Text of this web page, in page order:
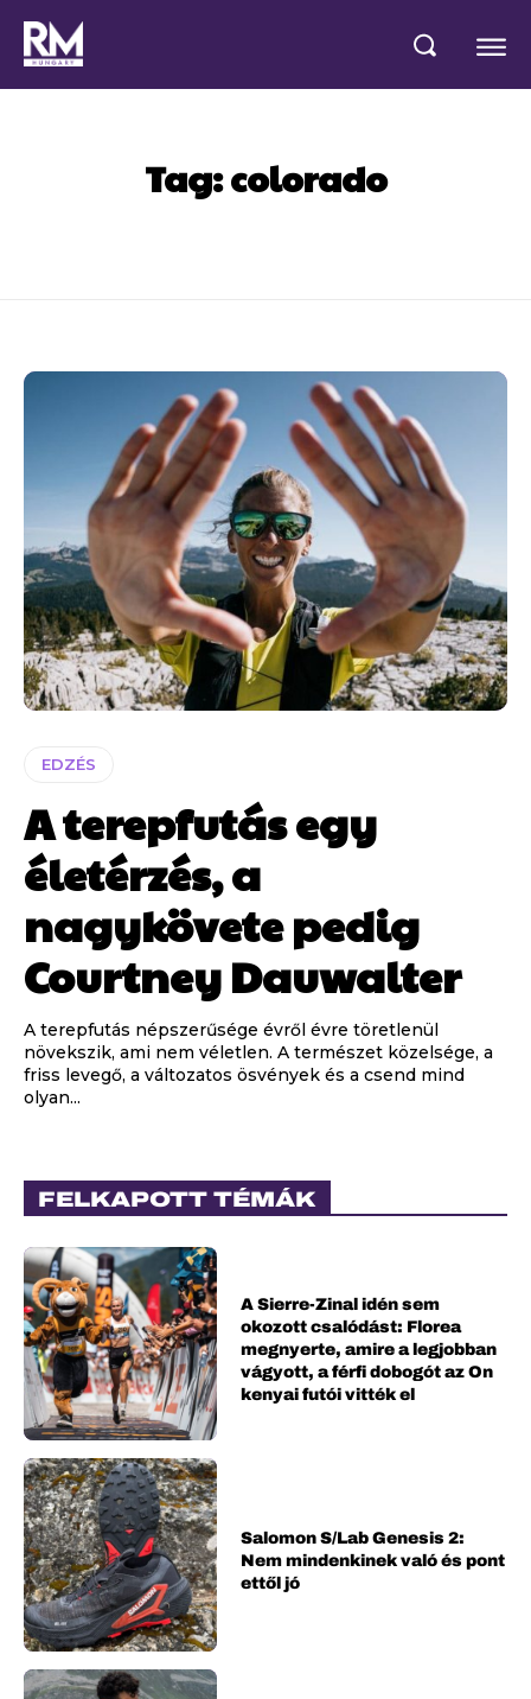
Tag:colorado
EDZÉS
A terepfutás egy
életérzés, a
nagykövete pedig
Courtney Dauwalter
A terepfutás népszerűsége évről évre töretlenül
növekszik, ami nem véletlen. A természet közelsége, a
friss levegő, a változatos ösvények és a csend mind
olyan...
FELKAPOTT TÉMÁK
A Sierre-Zinal idén sem
okozott csalódást: Florea
megnyerte, amire a legjobban
vágyott, a férfi dobogót az On
kenyai futói vitték el
Salomon S/Lab Genesis 2:
Nem mindenkinek való és pont
ettől jó